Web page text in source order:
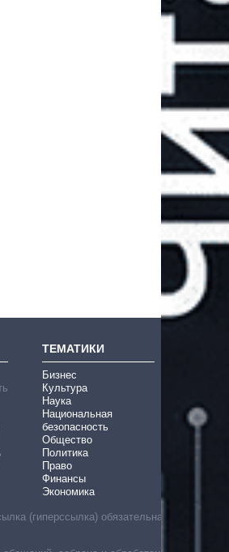
ТЕМАТИКИ
Бизнес
Культура
Наука
Национальная
безопасность
Общество
Политика
Право
Финансы
Экономика
(гиперссылка) обязательна